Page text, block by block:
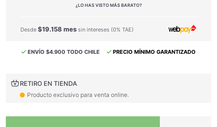
¿LO HAS VISTO MÁS BARATO?
Desde $19.158 mes sin intereses (0% TAE)
ENVÍO $4.900 TODO CHILE PRECIO MÍNIMO GARANTIZADO
RETIRO EN TIENDA
Producto exclusivo para venta online.